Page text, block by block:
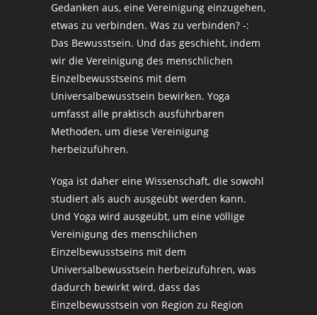
Gedanken aus, eine Vereinigung einzugehen,
etwas zu verbinden. Was zu verbinden? -:
Das Bewusstsein. Und das geschieht, indem
wir die Vereinigung des menschlichen
Einzelbewusstseins mit dem
Universalbewusstsein bewirken. Yoga
umfasst alle praktisch ausführbaren
Methoden, um diese Vereinigung
herbeizuführen.
Yoga ist daher eine Wissenschaft, die sowohl
studiert als auch ausgeübt werden kann.
Und Yoga wird ausgeübt, um eine völlige
Vereinigung des menschlichen
Einzelbewusstseins mit dem
Universalbewusstsein herbeizuführen, was
dadurch bewirkt wird, dass das
Einzelbewusstsein von Region zu Region